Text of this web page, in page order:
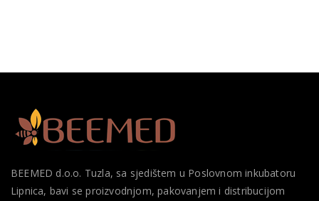
BEEMED d.o.o. Tuzla, sa sjedištem u Poslovnom inkubatoru
Lipnica, bavi se proizvodnjom, pakovanjem i distribucijom